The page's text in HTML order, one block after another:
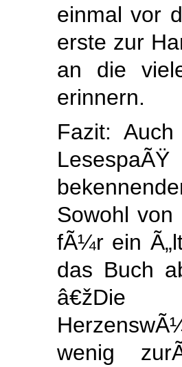
einmal vor
erste zur
an die
erinnern.
Fazit:
Sowohl
fÃ¼r ein
das Buch
wenig